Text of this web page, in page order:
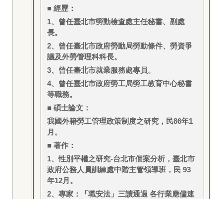
■ 經歷：
1、曾任臺北市勞動檢查處主任秘書、副處
長。
2、曾任臺北市政府勞動局勞動條件、勞資爭
議及外勞管理科科長。
3、曾任臺北市就業服務處專員。
4、曾任臺北市政府勞工局勞工教育中心秘書
等職務。
■ 碩士論文：
我國外籍勞工管理政策制度之研究，民86年1
月。
■ 著作：
1、性別平權之研究-台北市個案分析，臺北市
政府公務人員訓練處中階主管領導班，民 93
年12月。
2、專家：「職安法」三讀通過 各行業應儘速